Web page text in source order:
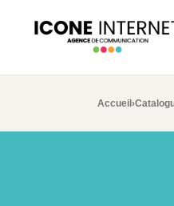
Accueil ›